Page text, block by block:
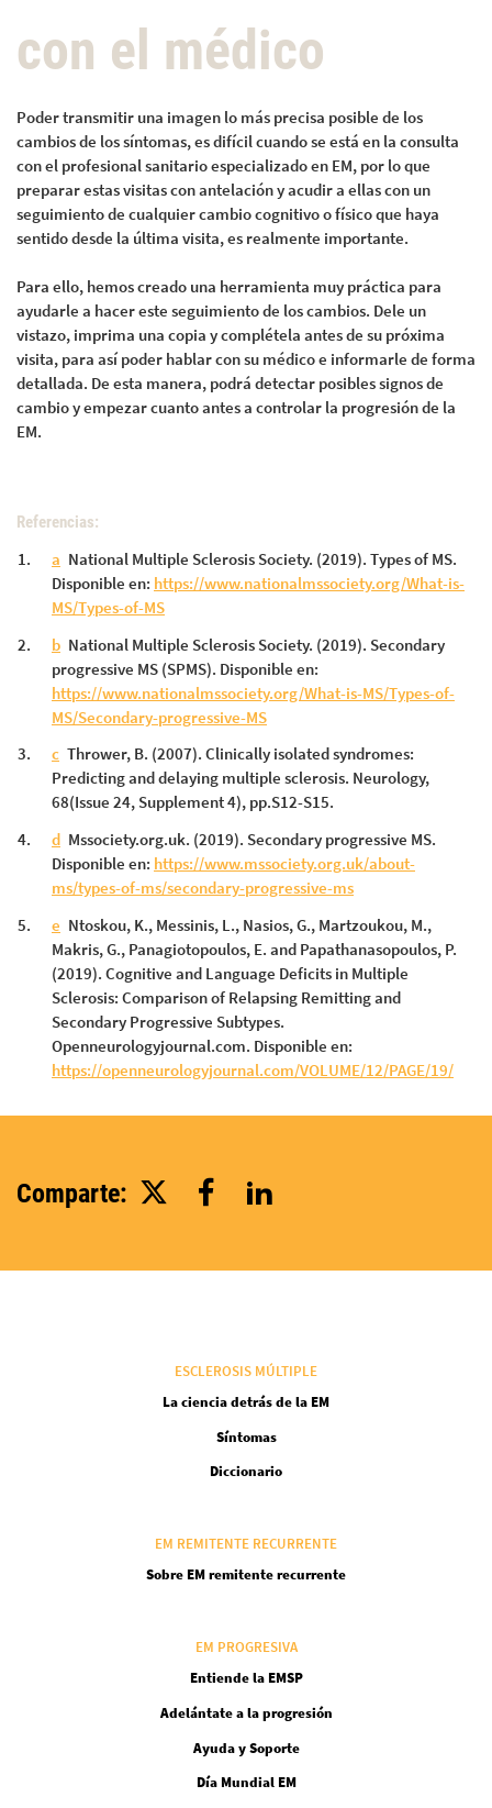
con el médico
Poder transmitir una imagen lo más precisa posible de los
cambios de los síntomas, es difícil cuando se está en la consulta
con el profesional sanitario especializado en EM, por lo que
preparar estas visitas con antelación y acudir a ellas con un
seguimiento de cualquier cambio cognitivo o físico que haya
sentido desde la última visita, es realmente importante.
Para ello, hemos creado una herramienta muy práctica para
ayudarle a hacer este seguimiento de los cambios. Dele un
vistazo, imprima una copia y complétela antes de su próxima
visita, para así poder hablar con su médico e informarle de forma
detallada. De esta manera, podrá detectar posibles signos de
cambio y empezar cuanto antes a controlar la progresión de la
EM.
Referencias:
a National Multiple Sclerosis Society. (2019). Types of MS.
Disponible en: https://www.nationalmssociety.org/What-is-
MS/Types-of-MS
b National Multiple Sclerosis Society. (2019). Secondary
progressive MS (SPMS). Disponible en:
https://www.nationalmssociety.org/What-is-MS/Types-of-
MS/Secondary-progressive-MS
c Thrower, B. (2007). Clinically isolated syndromes:
Predicting and delaying multiple sclerosis. Neurology,
68(Issue 24, Supplement 4), pp.S12-S15.
d Mssociety.org.uk. (2019). Secondary progressive MS.
Disponible en: https://www.mssociety.org.uk/about-
ms/types-of-ms/secondary-progressive-ms
e Ntoskou, K., Messinis, L., Nasios, G., Martzoukou, M.,
Makris, G., Panagiotopoulos, E. and Papathanasopoulos, P.
(2019). Cognitive and Language Deficits in Multiple
Sclerosis: Comparison of Relapsing Remitting and
Secondary Progressive Subtypes.
Openneurologyjournal.com. Disponible en:
https://openneurologyjournal.com/VOLUME/12/PAGE/19/
Comparte:
ESCLEROSIS MÚLTIPLE
La ciencia detrás de la EM
Síntomas
Diccionario
EM REMITENTE RECURRENTE
Sobre EM remitente recurrente
EM PROGRESIVA
Entiende la EMSP
Adelántate a la progresión
Ayuda y Soporte
Día Mundial EM